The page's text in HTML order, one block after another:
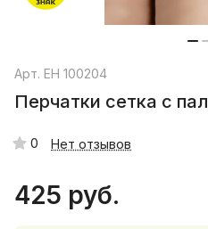
Арт. EH 100204
Перчатки сетка с
0 Нет отзывов
425 руб.